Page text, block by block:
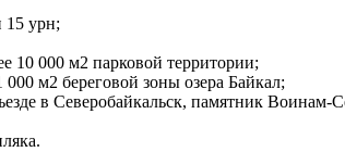
15 урн;
10 000 м2 парковой территории;
м2 береговой зоны озера Байкал;
в Северобайкальск, памятник